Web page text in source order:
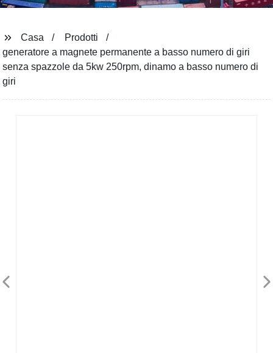
Casa
Prodotti
generatore a magnete permanente a basso numero di giri
senza spazzole da 5kw 250rpm, dinamo a basso numero di
giri